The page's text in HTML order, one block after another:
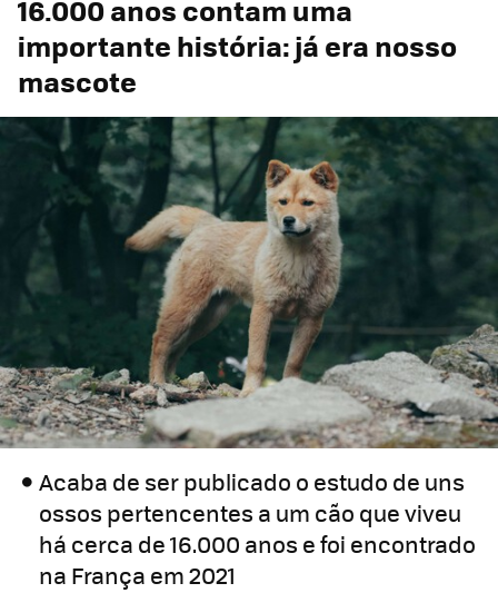
16.000 anos contam uma
importante história: já era nosso
mascote
Acaba de ser publicado o estudo de uns
ossos pertencentes a um cão que viveu
há cerca de 16.000 anos e foi encontrado
na França em 2021